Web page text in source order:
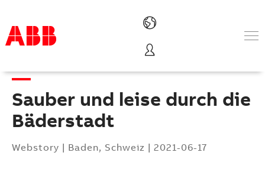
Produkte und Leistungen
Branchenlösungen
Service
Über uns
Vertriebspartner finden
Kontakt
Sauber und leise durch die
Bäderstadt
Webstory | Baden, Schweiz | 2021-06-17